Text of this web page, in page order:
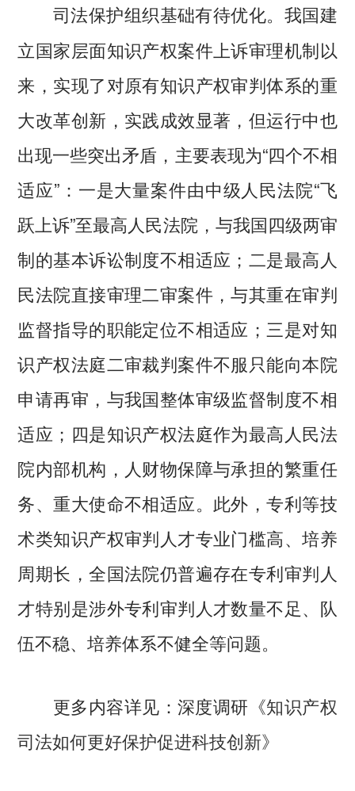
司法保护组织基础有待优化。 我国建
立国家层面知识产权案件上诉审理机制以
来，实现了对原有知识产权审判体系的重
大改革创新，实践成效显著，但运行中也
出现一些突出矛盾，主要表现为“四个不相
适应”：一是大量案件由中级人民法院“飞
跃上诉”至最高人民法院，与我国四级两审
制的基本诉讼制度不相适应；二是最高人
民法院直接审理二审案件，与其重在审判
监督指导的职能定位不相适应；三是对知
识产权法庭二审裁判案件不服只能向本院
申请再审，与我国整体审级监督制度不相
适应；四是知识产权法庭作为最高人民法
院内部机构，人财物保障与承担的繁重任
务、重大使命不相适应。此外，专利等技
术类知识产权审判人才专业门槛高、培养
周期长，全国法院仍普遍存在专利审判人
才特别是涉外专利审判人才数量不足、队
伍不稳、培养体系不健全等问题。
更多内容详见：深度调研《知识产权
司法如何更好保护促进科技创新》